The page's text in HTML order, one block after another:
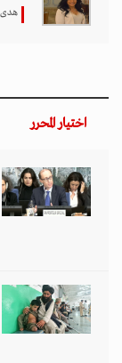
اختيار المحرر